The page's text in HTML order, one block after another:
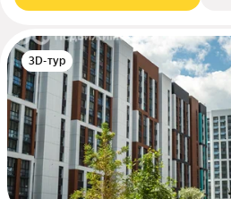
3D-тур